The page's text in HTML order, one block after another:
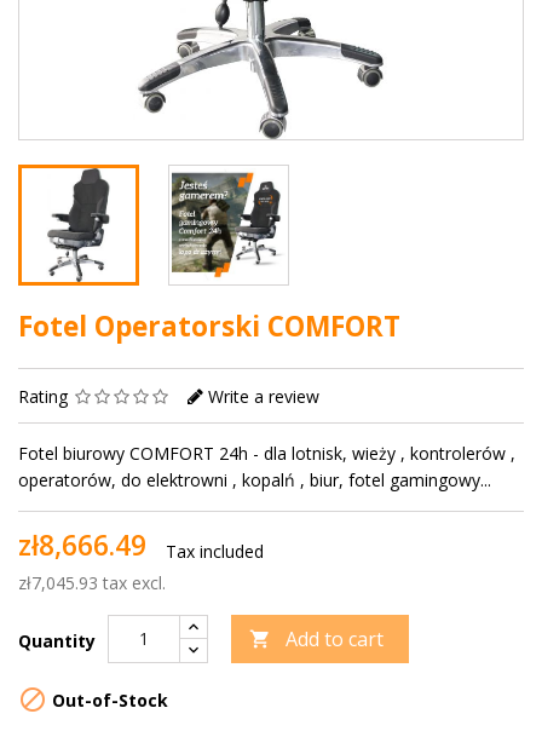
Fotel Operatorski COMFORT
Rating Write a review
Fotel biurowy COMFORT 24h - dla lotnisk, wieży , kontrolerów ,
operatorów, do elektrowni , kopalń , biur, fotel gamingowy...
zł8,666.49
zł7,045.93 tax excl.
Tax included
Quantity  Add to cart
 Out-of-Stock